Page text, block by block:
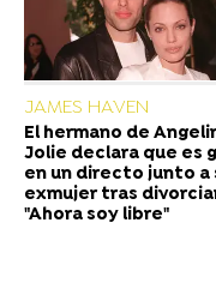
JAMES HAVEN
El hermano de
Jolie declara que es
en un directo junto a
exmujer tras
"Ahora soy libre"